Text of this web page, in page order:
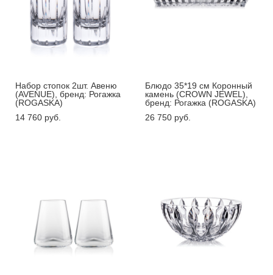
Набор стопок 2шт. Авеню
(AVENUE), бренд: Рогажка
(ROGASKA)
14 760 pуб.
Блюдо 35*19 см Коронный
камень (CROWN JEWEL),
бренд: Рогажка (ROGASKA)
26 750 pуб.